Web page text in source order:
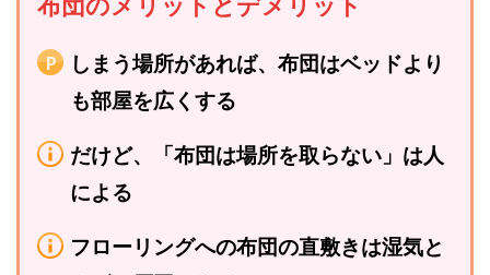
布団のメリットとデメリット
しまう場所があれば、布団はベッドより
も部屋を広くする
だけど、「布団は場所を取らない」は人
による
フローリングへの布団の直敷きは湿気と